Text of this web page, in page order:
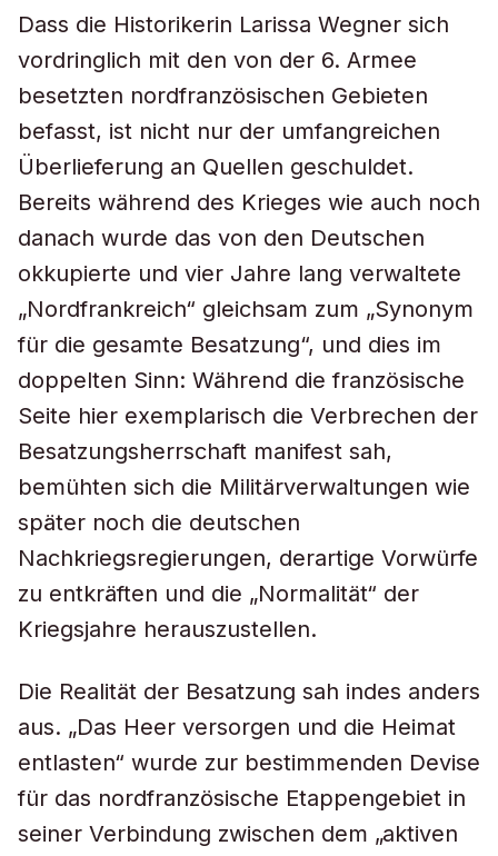
Dass die Historikerin Larissa Wegner sich
vordringlich mit den von der 6. Armee
besetzten nordfranzösischen Gebieten
befasst, ist nicht nur der umfangreichen
Überlieferung an Quellen geschuldet.
Bereits während des Krieges wie auch noch
danach wurde das von den Deutschen
okkupierte und vier Jahre lang verwaltete
„Nordfrankreich“ gleichsam zum „Synonym
für die gesamte Besatzung“, und dies im
doppelten Sinn: Während die französische
Seite hier exemplarisch die Verbrechen der
Besatzungsherrschaft manifest sah,
bemühten sich die Militärverwaltungen wie
später noch die deutschen
Nachkriegsregierungen, derartige Vorwürfe
zu entkräften und die „Normalität“ der
Kriegsjahre herauszustellen.
Die Realität der Besatzung sah indes anders
aus. „Das Heer versorgen und die Heimat
entlasten“ wurde zur bestimmenden Devise
für das nordfranzösische Etappengebiet in
seiner Verbindung zwischen dem „aktiven